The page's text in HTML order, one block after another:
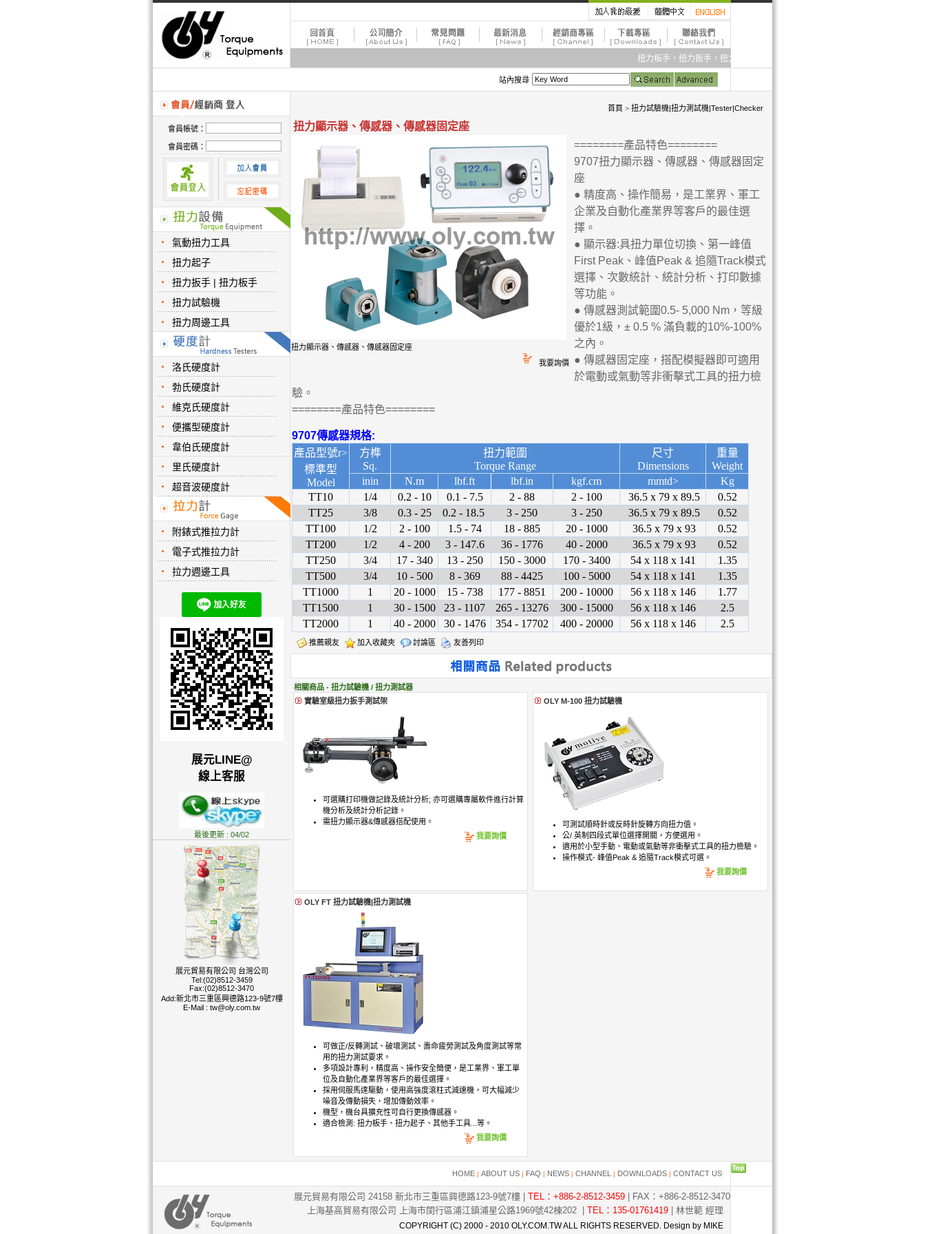
扭力板手，扭力扳手，扭力起子，扭力計，扭力試驗機，扭力倍力器，電動
站內搜尋
會員帳號：
會員密碼：
氣動扭力工具
扭力起子
扭力扳手 | 扭力板手
扭力試驗機
扭力周邊工具
洛氏硬度計
勃氏硬度計
維克氏硬度計
便攜型硬度計
韋伯氏硬度計
里氏硬度計
超音波硬度計
附錶式推拉力計
電子式推拉力計
拉力週邊工具
展元LINE@
線上客服
最後更新 : 04/02
展元貿易有限公司 台灣公司
Tel:(02)8512-3459
Fax:(02)8512-3470
Add:新北市三重區興德路123-9號7樓
E-Mail : tw@oly.com.tw
首頁 > 扭力試驗機|扭力測試機|Tester|Checker
扭力顯示器、傳感器、傳感器固定座
扭力顯示器、傳感器、傳感器固定座
我要詢價
========產品特色========
9707扭力顯示器、傳感器、傳感器固定
座
● 精度高、操作簡易，是工業界、軍工
企業及自動化產業界等客戶的最佳選
擇。
● 顯示器:具扭力單位切換、第一峰值
First Peak、峰值Peak & 追隨Track模式
選擇、次數統計、統計分析、打印數據
等功能。
● 傳感器測試範圍0.5- 5,000 Nm，等級
優於1級，± 0.5 % 滿負載的10%-100%
之內。
● 傳感器固定座，搭配模擬器即可適用
於電動或氣動等非衝擊式工具的扭力檢
驗。
========產品特色========
9707傳感器規格:
產品型號r>
標準型
Model
方榫
Sq.
扭力範圍
Torque Range
尺寸
Dimensions
重量
Weight
inin
N.m lbf.ft lbf.in kgf.cm mmtd>
Kg
TT10
1/4 0.2 - 10 0.1 - 7.5 2 - 88 2 - 100 36.5 x 79 x 89.5
0.52
TT25
3/8 0.3 - 25 0.2 - 18.5 3 - 250 3 - 250 36.5 x 79 x 89.5
0.52
TT100
1/2 2 - 100 1.5 - 74 18 - 885 20 - 1000 36.5 x 79 x 93
0.52
TT200
1/2 4 - 200 3 - 147.6 36 - 1776 40 - 2000 36.5 x 79 x 93
0.52
TT250
3/4 17 - 340 13 - 250 150 - 3000 170 - 3400 54 x 118 x 141
1.35
TT500
3/4 10 - 500 8 - 369 88 - 4425 100 - 5000 54 x 118 x 141
1.35
TT1000
1 20 - 1000 15 - 738 177 - 8851 200 - 10000 56 x 118 x 146
1.77
TT1500
1 30 - 1500 23 - 1107 265 - 13276 300 - 15000 56 x 118 x 146
2.5
TT2000
1 40 - 2000 30 - 1476 354 - 17702 400 - 20000 56 x 118 x 146 2.5
推薦親友 加入收藏夾 討論區 友善列印
相關商品 - 扭力試驗機 / 扭力測試器
實驗室級扭力扳手測試架
可選購打印機做記錄及統計分析; 亦可選購專屬軟件進行計算
機分析及統計分析記錄。
需扭力顯示器&傳感器搭配使用。
我要詢價
OLY M-100 扭力試驗機
可測試順時針或反時針旋轉方向扭力值。
公/ 英制四段式單位選擇開關，方便選用。
適用於小型手動、電動或氣動等非衝擊式工具的扭力檢驗。
操作模式- 峰值Peak & 追隨Track模式可選。
我要詢價
OLY FT 扭力試驗機|扭力測試機
可做正/反轉測試、破壞測試、壽命疲勞測試及角度測試等常
用的扭力測試要求。
多項設計專利，精度高、操作安全簡便，是工業界、軍工單
位及自動化產業界等客戶的最佳選擇。
採用伺服馬達驅動，使用高強度滾柱式減速機，可大幅減少
噪音及傳動損失，增加傳動效率。
機型，機台具擴充性可自行更換傳感器。
適合檢測: 扭力板手、扭力起子、其他手工具...等。
我要詢價
HOME | ABOUT US | FAQ | NEWS | CHANNEL | DOWNLOADS | CONTACT US
展元貿易有限公司 24158 新北市三重區興德路123-9號7樓 | TEL：+886-2-8512-3459 | FAX：+886-2-8512-3470
上海基高貿易有限公司 上海市閔行區浦江鎮浦星公路1969號42棟202 | TEL：135-01761419 | 林世範 經理
COPYRIGHT (C) 2000 - 2010 OLY.COM.TW ALL RIGHTS RESERVED. Design by MIKE